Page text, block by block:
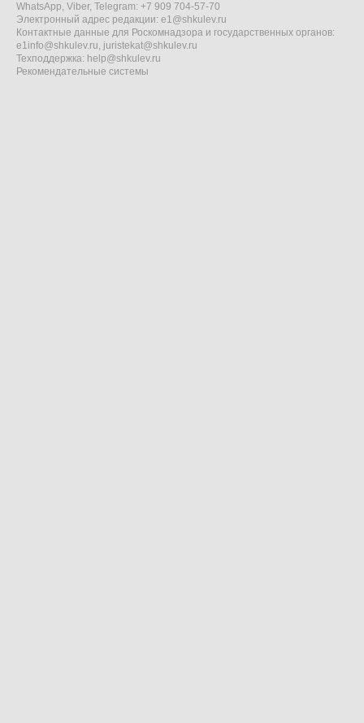
WhatsApp, Viber, Telegram: +7 909 704-57-70
Электронный адрес редакции: e1@shkulev.ru
Контактные данные для Роскомнадзора и государственных органов:
e1info@shkulev.ru, juristekat@shkulev.ru
Техподдержка: help@shkulev.ru
Рекомендательные системы